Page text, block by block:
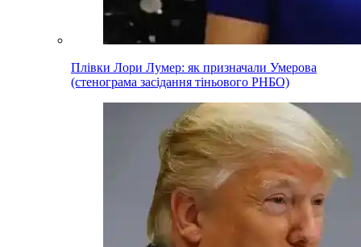
Плівки Лори Лумер: як призначали Умерова
(стенограма засідання тіньового РНБО)